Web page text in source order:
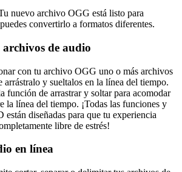
nuevo archivo OGG está listo para
convertirlo a formatos diferentes.
de audio
con tu archivo OGG uno o más archivos
arrástralo y sueltalos en la línea del tiempo.
función de arrastrar y soltar para acomodar
la línea del tiempo. ¡Todas las funciones y
están diseñadas para que tu experiencia
libre de estrés!
en línea